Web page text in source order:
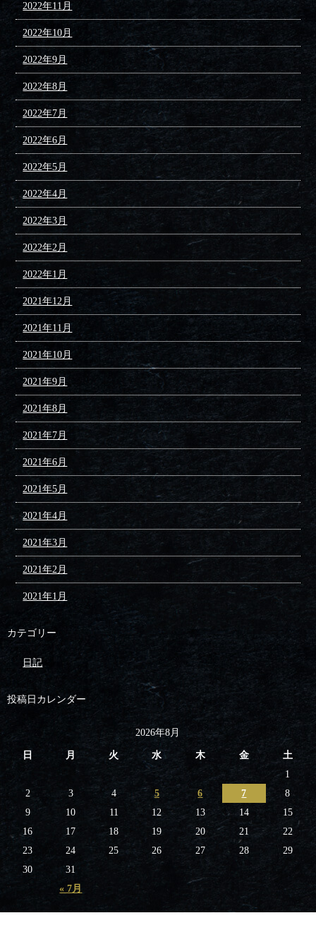
2022年11月
2022年10月
2022年9月
2022年8月
2022年7月
2022年6月
2022年5月
2022年4月
2022年3月
2022年2月
2022年1月
2021年12月
2021年11月
2021年10月
2021年9月
2021年8月
2021年7月
2021年6月
2021年5月
2021年4月
2021年3月
2021年2月
2021年1月
カテゴリー
日記
投稿日カレンダー
2026年8月
日 月 火 水 木 金 土
« 7月
1
2
3 4 5 6 7
8
9
10 11 12 13 14
15
16
17 18 19 20 21
22
23
24 25 26 27 28
29
30
31